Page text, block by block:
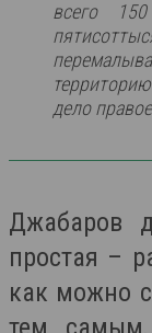
всего
дело
Джабаров
простая –
как можно